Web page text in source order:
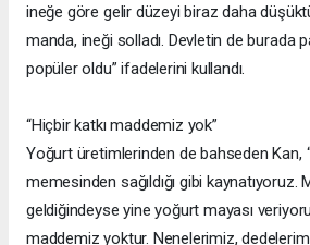
ineğe göre gelir düzeyi biraz daha
manda, ineği solladı. Devletin de burada
popüler oldu” ifadelerini kullandı.
“Hiçbir katkı maddemiz yok”
Yoğurt üretimlerinden de bahseden Kan,
memesinden sağıldığı gibi kaynatıyoruz.
geldiğindeyse yine yoğurt mayası
maddemiz yoktur. Nenelerimiz,